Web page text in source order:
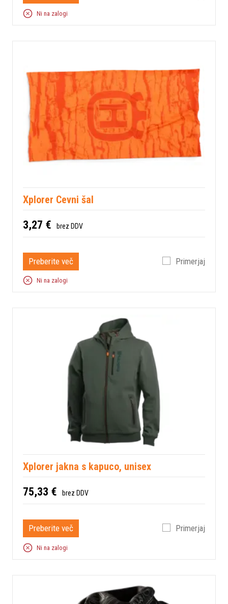
Ni na zalogi
Xplorer Cevni šal
3,27 € brez DDV
Preberite več Primerjaj
Ni na zalogi
Xplorer jakna s kapuco, unisex
75,33 € brez DDV
Preberite več Primerjaj
Ni na zalogi